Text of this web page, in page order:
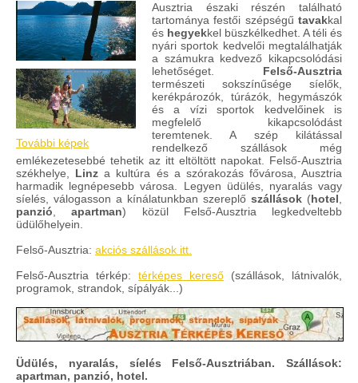
További képek
Ausztria északi részén található
tartománya festői szépségű tavakkal
és hegyekkel büszkélkedhet. A téli és
nyári sportok kedvelői megtalálhatják
a számukra kedvező kikapcsolódási
lehetőséget. Felső-Ausztria
természeti sokszínűsége síelők,
kerékpározók, túrázók, hegymászók
és a vízi sportok kedvelőinek is
megfelelő kikapcsolódást
teremtenek. A szép kilátással
rendelkező szállások még
emlékezetesebbé tehetik az itt eltöltött napokat. Felső-Ausztria
székhelye, Linz a kultúra és a szórakozás fővárosa, Ausztria
harmadik legnépesebb városa. Legyen üdülés, nyaralás vagy
síelés, válogasson a kínálatunkban szereplő szállások (hotel
panzió ,apartman) közül Felső-Ausztria legkedveltebb
üdülőhelyein.
Felső-Ausztria: akciós szállások itt.
Felső-Ausztria térkép: térképes kereső (szállások, látnivalók,
programok, strandok, sípályák...)
Üdülés, nyaralás, síelés Felső-Ausztriában. Szállások:
apartman, panzió, hotel.